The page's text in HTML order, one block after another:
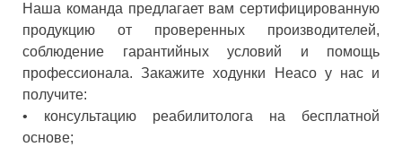
Наша команда предлагает вам сертифицированную
продукцию от проверенных производителей,
соблюдение гарантийных условий и помощь
профессионала. Закажите ходунки Heaco у нас и
получите:
• консультацию реабилитолога на бесплатной
основе;